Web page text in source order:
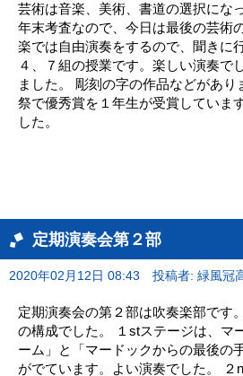
芸術は音楽、美術、書道の選択にな
年末考査なので、今日は最後の芸術
楽では自由演奏をするので、聞き
４、７組の授業です。楽しい演奏で
ました。 彫刻の字の作品などがあり
祭で優秀賞を１年生が受賞していま
した。
定期演奏会第２部
2020年02月12日 08:43 投稿者: 緑風冠
定期演奏会の第２部は吹奏楽部です
の構成でした。 １stステージは、マ
ーム」と「マードックからの最後の
がでています。よい演奏でした。 ２